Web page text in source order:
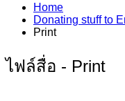
Home
Donating stuff to
Print
ไฟล์สื่อ - Print